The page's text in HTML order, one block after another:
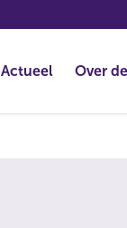
Actueel Over